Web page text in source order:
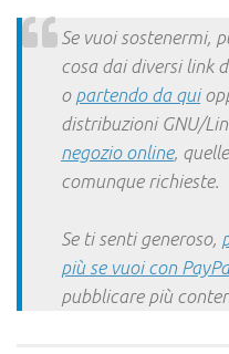
Se vuoi sostenermi,
cosa dai diversi link
o partendo da qui
distribuzioni GNU/
negozio online,
comunque richieste.
Se ti senti generoso,
più se vuoi con
pubblicare più